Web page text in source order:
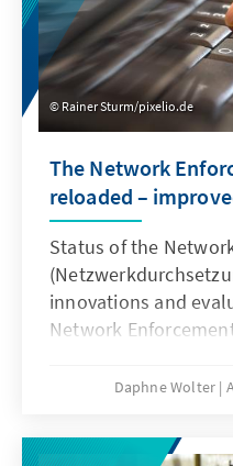
Rainer Sturm/pixelio.de
The Network
reloaded –
Status of the
innovations and
Network
criminal content
Daphne Wolter